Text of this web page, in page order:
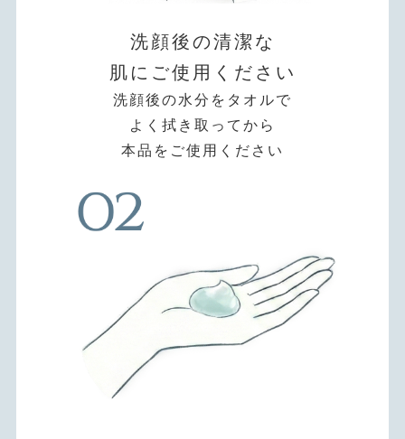
洗顔後の清潔な
肌にご使用ください
洗顔後の水分をタオルで
よく拭き取ってから
本品をご使用ください